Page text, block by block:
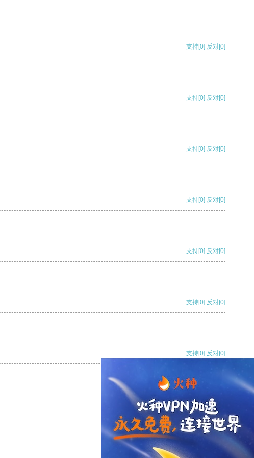
支持[0] 反对[0]
支持[0] 反对[0]
支持[0] 反对[0]
支持[0] 反对[0]
支持[0] 反对[0]
支持[0] 反对[0]
支持[0] 反对[0]
支持[0] 反对
支持